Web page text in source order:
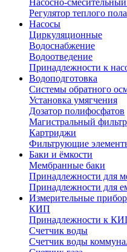
Насосно-смесительный
Регулятор теплого пола
Насосы
Циркуляционные
Водоснабжение
Водоотведение
Принадлежности к
Водоподготовка
Системы обратного
Установка умягчения
Дозатор полифосфатов
Магистральный фильтр
Картриджи
Фильтрующие
Баки и ёмкости
Мембранные баки
Принадлежности для
Принадлежности для
Измерительные
КИП
Принадлежности к
Счетчик воды
Счетчик воды